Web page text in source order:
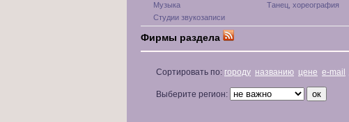
Музыка
Танец, хореография
Студии звукозаписи
Фирмы раздела
Сортировать по: городу названию цене e-mail
Выберите регион: